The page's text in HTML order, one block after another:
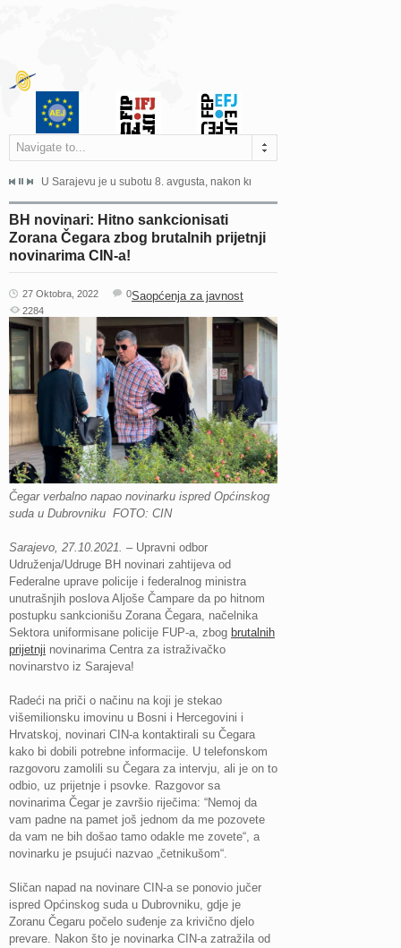
Navigate to...
na zahtjeve za pristup informacijama u zakonskom...
U Sarajevu je u subotu 8. avgusta, nakon kraće bolesti, preminuo
BH novinari: Hitno sankcionisati
Zorana Čegara zbog brutalnih prijetnji
novinarima CIN-a!
27 Oktobra, 2022 Saopćenja za javnost
0
2284
Čegar verbalno napao novinarku ispred Općinskog
suda u Dubrovniku FOTO: CIN
Sarajevo, 27.10.2021. – Upravni odbor
Udruženja/Udruge BH novinari zahtijeva od
Federalne uprave policije i federalnog ministra
unutrašnjih poslova Aljoše Čampare da po hitnom
postupku sankcionišu Zorana Čegara, načelnika
Sektora uniformisane policije FUP-a, zbog brutalnih
prijetnji novinarima Centra za istraživačko
novinarstvo iz Sarajeva!
Radeći na priči o načinu na koji je stekao
višemilionsku imovinu u Bosni i Hercegovini i
Hrvatskoj, novinari CIN-a kontaktirali su Čegara
kako bi dobili potrebne informacije. U telefonskom
razgovoru zamolili su Čegara za intervju, ali je on to
odbio, uz prijetnje i psovke. Razgovor sa
novinarima Čegar je završio riječima: “Nemoj da
vam padne na pamet još jednom da me pozovete
da vam ne bih došao tamo odakle me zovete“, a
novinarku je psujući nazvao „četnikušom“.
Sličan napad na novinare CIN-a se ponovio jučer
ispred Općinskog suda u Dubrovniku, gdje je
Zoranu Čegaru počelo suđenje za krivično djelo
prevare. Nakon što je novinarka CIN-a zatražila od